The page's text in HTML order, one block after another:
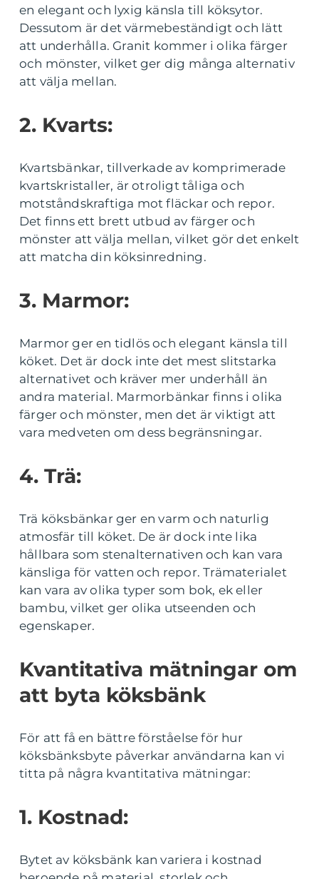
en elegant och lyxig känsla till köksytor.
Dessutom är det värmebeständigt och lätt
att underhålla. Granit kommer i olika färger
och mönster, vilket ger dig många alternativ
att välja mellan.
2. Kvarts:
Kvartsbänkar, tillverkade av komprimerade
kvartskristaller, är otroligt tåliga och
motståndskraftiga mot fläckar och repor.
Det finns ett brett utbud av färger och
mönster att välja mellan, vilket gör det enkelt
att matcha din köksinredning.
3. Marmor:
Marmor ger en tidlös och elegant känsla till
köket. Det är dock inte det mest slitstarka
alternativet och kräver mer underhåll än
andra material. Marmorbänkar finns i olika
färger och mönster, men det är viktigt att
vara medveten om dess begränsningar.
4. Trä:
Trä köksbänkar ger en varm och naturlig
atmosfär till köket. De är dock inte lika
hållbara som stenalternativen och kan vara
känsliga för vatten och repor. Trämaterialet
kan vara av olika typer som bok, ek eller
bambu, vilket ger olika utseenden och
egenskaper.
Kvantitativa mätningar om
att byta köksbänk
För att få en bättre förståelse för hur
köksbänksbyte påverkar användarna kan vi
titta på några kvantitativa mätningar:
1. Kostnad:
Bytet av köksbänk kan variera i kostnad